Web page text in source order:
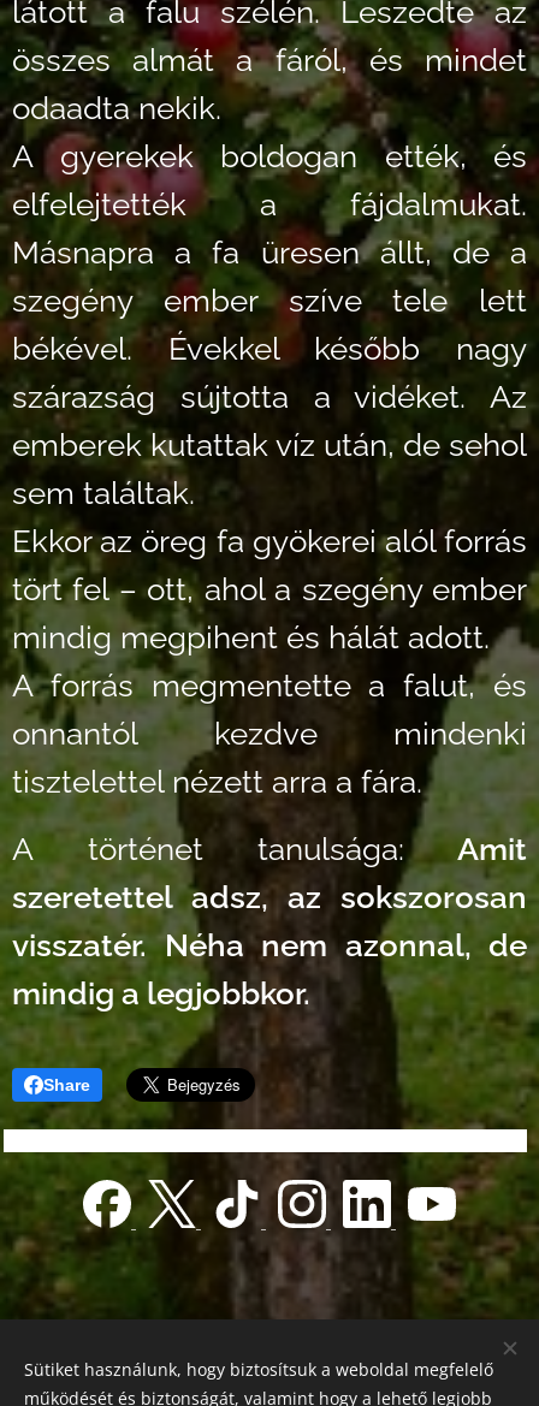
látott a falu szélén. Leszedte az
összes almát a fáról, és mindet
odaadta nekik.
A gyerekek boldogan ették, és
elfelejtették a fájdalmukat.
Másnapra a fa üresen állt, de a
szegény ember szíve tele lett
békével. Évekkel később nagy
szárazság sújtotta a vidéket. Az
emberek kutattak víz után, de sehol
sem találtak.
Ekkor az öreg fa gyökerei alól forrás
tört fel – ott, ahol a szegény ember
mindig megpihent és hálát adott.
A forrás megmentette a falut, és
onnantól kezdve mindenki
tisztelettel nézett arra a fára.
A történet tanulsága:Amit
szeretettel adsz, az sokszorosan
visszatér. Néha nem azonnal, de
mindig a legjobbkor.
Share
Sütiket használunk, hogy biztosítsuk a weboldal megfelelő
működését és biztonságát, valamint hogy a lehető legjobb